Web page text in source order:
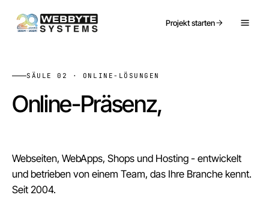
Projekt starten
SÄULE 02 · ONLINE-LÖSUNGEN
Online-Präsenz,
die Leads bringt.
Webseiten, WebApps, Shops und Hosting - entwickelt
und betrieben von einem Team, das Ihre Branche kennt.
Seit 2004.